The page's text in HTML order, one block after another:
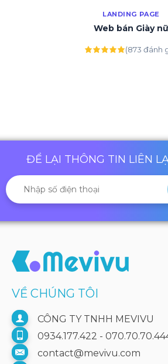
LANDING PAGE
Web bán Giày nữ
(873 đánh
ĐỂ LẠI THÔNG TIN LIÊN
VỀ CHÚNG TÔI
CÔNG TY TNHH MEVIVU
0934.177.422 -
contact@mevivu.com